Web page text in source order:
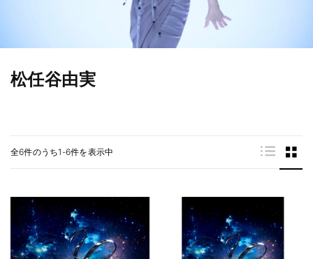
松任谷由実
全6件のうち1-6件を表示中